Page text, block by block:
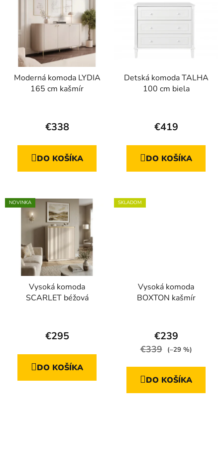
Moderná komoda LYDIA
165 cm kašmír
€338
DO KOŠÍKA
Detská komoda TALHA
100 cm biela
€419
DO KOŠÍKA
NOVINKA
Vysoká komoda
SCARLET béžová
€295
DO KOŠÍKA
SKLADOM
Vysoká komoda
BOXTON kašmír
hodnotenie
produktu
z
€239
€339 (–29 %)
DO KOŠÍKA